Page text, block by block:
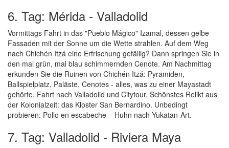
6. Tag: Mérida - Valladolid
Vormittags Fahrt in das "Pueblo Mágico" Izamal, dessen gelbe
Fassaden mit der Sonne um die Wette strahlen. Auf dem Weg
nach Chichén Itzá eine Erfrischung gefällig? Dann springen Sie in
den mal grün, mal blau schimmernden Cenote. Am Nachmittag
erkunden Sie die Ruinen von Chichén Itzá: Pyramiden,
Ballspielplatz, Paläste, Cenotes - alles, was zu einer Mayastadt
gehörte. Fahrt nach Valladolid und Citytour. Schönstes Relikt aus
der Kolonialzeit: das Kloster San Bernardino. Unbedingt
probieren: Pollo en escabeche – Huhn nach Yukatan-Art.
7. Tag: Valladolid - Riviera Maya